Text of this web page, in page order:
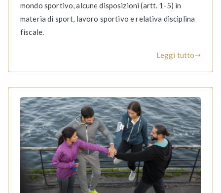
mondo sportivo, alcune disposizioni (artt. 1-5) in
materia di sport, lavoro sportivo e relativa disciplina
fiscale.
Leggi tutto